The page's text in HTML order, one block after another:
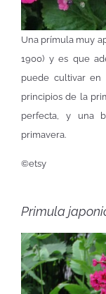
Una prímula muy
1900) y es que
puede cultivar en
principios de la
perfecta, y una
primavera.
©etsy
Primula